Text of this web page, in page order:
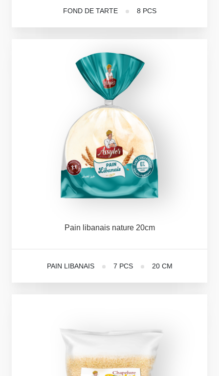
FOND DE TARTE 8 PCS
Pain libanais nature 20cm
PAIN LIBANAIS 7 PCS 20 CM